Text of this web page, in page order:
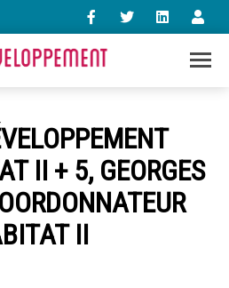
II + 5, GEORGES
II